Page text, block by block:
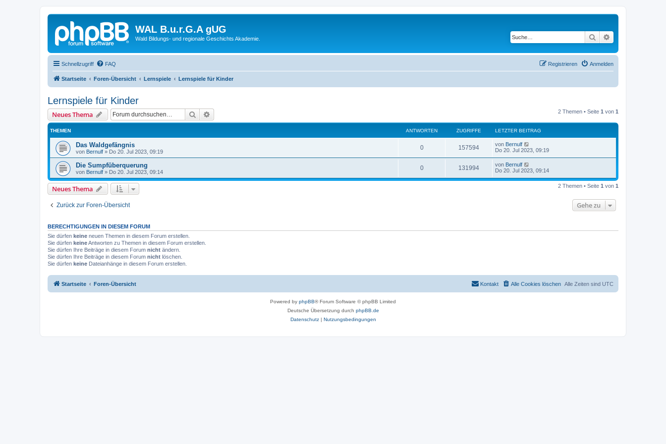
WAL B.u.r.G.A gUG
Wald Bildungs- und regionale Geschichts Akademie. Suche
Schnellzugriff FAQ Anmelden
Registrieren
Startseite Foren-Übersicht Lernspiele Lernspiele für Kinder
Lernspiele für Kinder
Neues Thema Suche 2 Themen • Seite 1 von 1
THEMEN ANTWORTEN ZUGRIFFE LETZTER BEITRAG
Das Waldgefängnis
von Bernulf » Do 20. Jul 2023, 09:19
0 157594 von Bernulf
Do 20. Jul 2023, 09:19
Die Sumpfüberquerung
von Bernulf » Do 20. Jul 2023, 09:14
0 131994 von Bernulf
Do 20. Jul 2023, 09:14
Neues Thema 2 Themen • Seite 1 von 1
Zurück zur Foren-Übersicht Gehe zu
BERECHTIGUNGEN IN DIESEM FORUM
Sie dürfen keine neuen Themen in diesem Forum erstellen.
Sie dürfen keineAntworten zu Themen in diesem Forum erstellen.
Sie dürfen Ihre Beiträge in diesem Forum nicht ändern.
Sie dürfen Ihre Beiträge in diesem Forum nicht löschen.
Sie dürfen keine Dateianhänge in diesem Forum erstellen.
Startseite Foren-Übersicht Alle Zeiten sind UTC
Alle Cookies löschen
Kontakt
Powered by phpBB® Forum Software © phpBB Limited
Deutsche Übersetzung durch phpBB.de
Datenschutz| Nutzungsbedingungen